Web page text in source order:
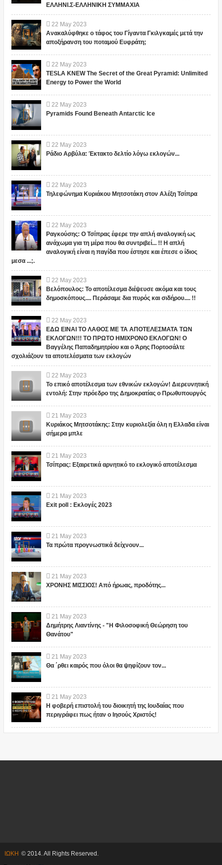
ΕΛΛΗΝΙ.Σ-ΕΛΛΗΝΙΚΗ ΣΥΜΜΑΧΙΑ
22 May 2023
Ανακαλύφθηκε ο τάφος του Γίγαντα Γκιλγκαμές μετά την
αποξήρανση του ποταμού Ευφράτη;
22 May 2023
TESLA KNEW The Secret of the Great Pyramid: Unlimited
Energy to Power the World
22 May 2023
Pyramids Found Beneath Antarctic Ice
22 May 2023
Ράδιο Αρβύλα: Έκτακτο δελτίο λόγω εκλογών...
22 May 2023
Τηλεφώνημα Κυριάκου Μητσοτάκη στον Αλέξη Τσίπρα
22 May 2023
Ραγκούσης: Ο Τσίπρας έφερε την απλή αναλογική ως
ανάχωμα για τη μέρα που θα συντριβεί... !! Η απλή
αναλογική είναι η παγίδα που έστησε και έπεσε ο ίδιος
μεσα ...;.
22 May 2023
Βελόπουλος: Το αποτέλεσμα διέψευσε ακόμα και τους
δημοσκόπους.... Περάσαμε δια πυρός και σιδήρου.... !!
22 May 2023
ΕΔΩ ΕΙΝΑΙ ΤΟ ΛΑΘΟΣ ΜΕ ΤΑ ΑΠΟΤΕΛΕΣΜΑΤΑ ΤΩΝ
ΕΚΛΟΓΩΝ!!! ΤΟ ΠΡΩΤΟ ΗΜΙΧΡΟΝΟ ΕΚΛΟΓΩΝ! Ο
Βαγγέλης Παπαδημητρίου και ο Άρης Πορτοσάλτε
σχολιάζουν τα αποτελέσματα των εκλογών
22 May 2023
Το επικό αποτέλεσμα των εθνικών εκλογών! Διερευνητική
εντολή: Στην πρόεδρο της Δημοκρατίας ο Πρωθυπουργός
21 May 2023
Κυριάκος Μητσοτάκης: Στην κυριολεξία όλη η Ελλαδα είναι
σήμερα μπλε
21 May 2023
Τσίπρας: Εξαιρετικά αρνητικό το εκλογικό αποτέλεσμα
21 May 2023
Exit poll : Εκλογές 2023
21 May 2023
Τα πρώτα προγνωστικά δείχνουν...
21 May 2023
ΧΡΟΝΗΣ ΜΙΣΣΙΟΣ! Από ήρωας, προδότης...
21 May 2023
Δημήτρης Λιαντίνης - "Η Φιλοσοφική Θεώρηση του
Θανάτου"
21 May 2023
Θα ΄ρθει καιρός που όλοι θα ψηφίζουν τον...
21 May 2023
Η φοβερή επιστολή του διοικητή της Ιουδαίας που
περιγράφει πως ήταν ο Ιησούς Χριστός!
ΙΩΚΗ © 2014. All Rights Reserved.